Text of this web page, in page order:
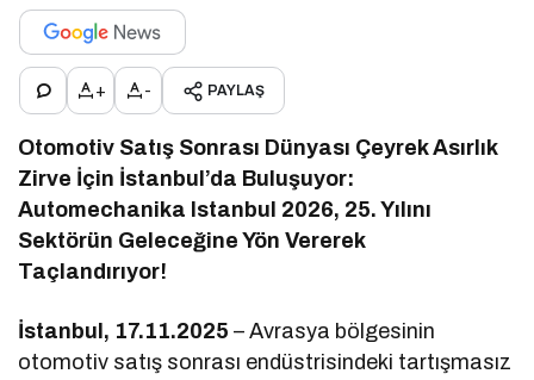
+ - PAYLAŞ
Otomotiv Satış Sonrası Dünyası Çeyrek Asırlık
Zirve İçin İstanbul’da Buluşuyor:
Automechanika Istanbul 2026, 25. Yılını
Sektörün Geleceğine Yön Vererek
Taçlandırıyor!
İstanbul, 17.11.2025 – Avrasya bölgesinin
otomotiv satış sonrası endüstrisindeki tartışmasız